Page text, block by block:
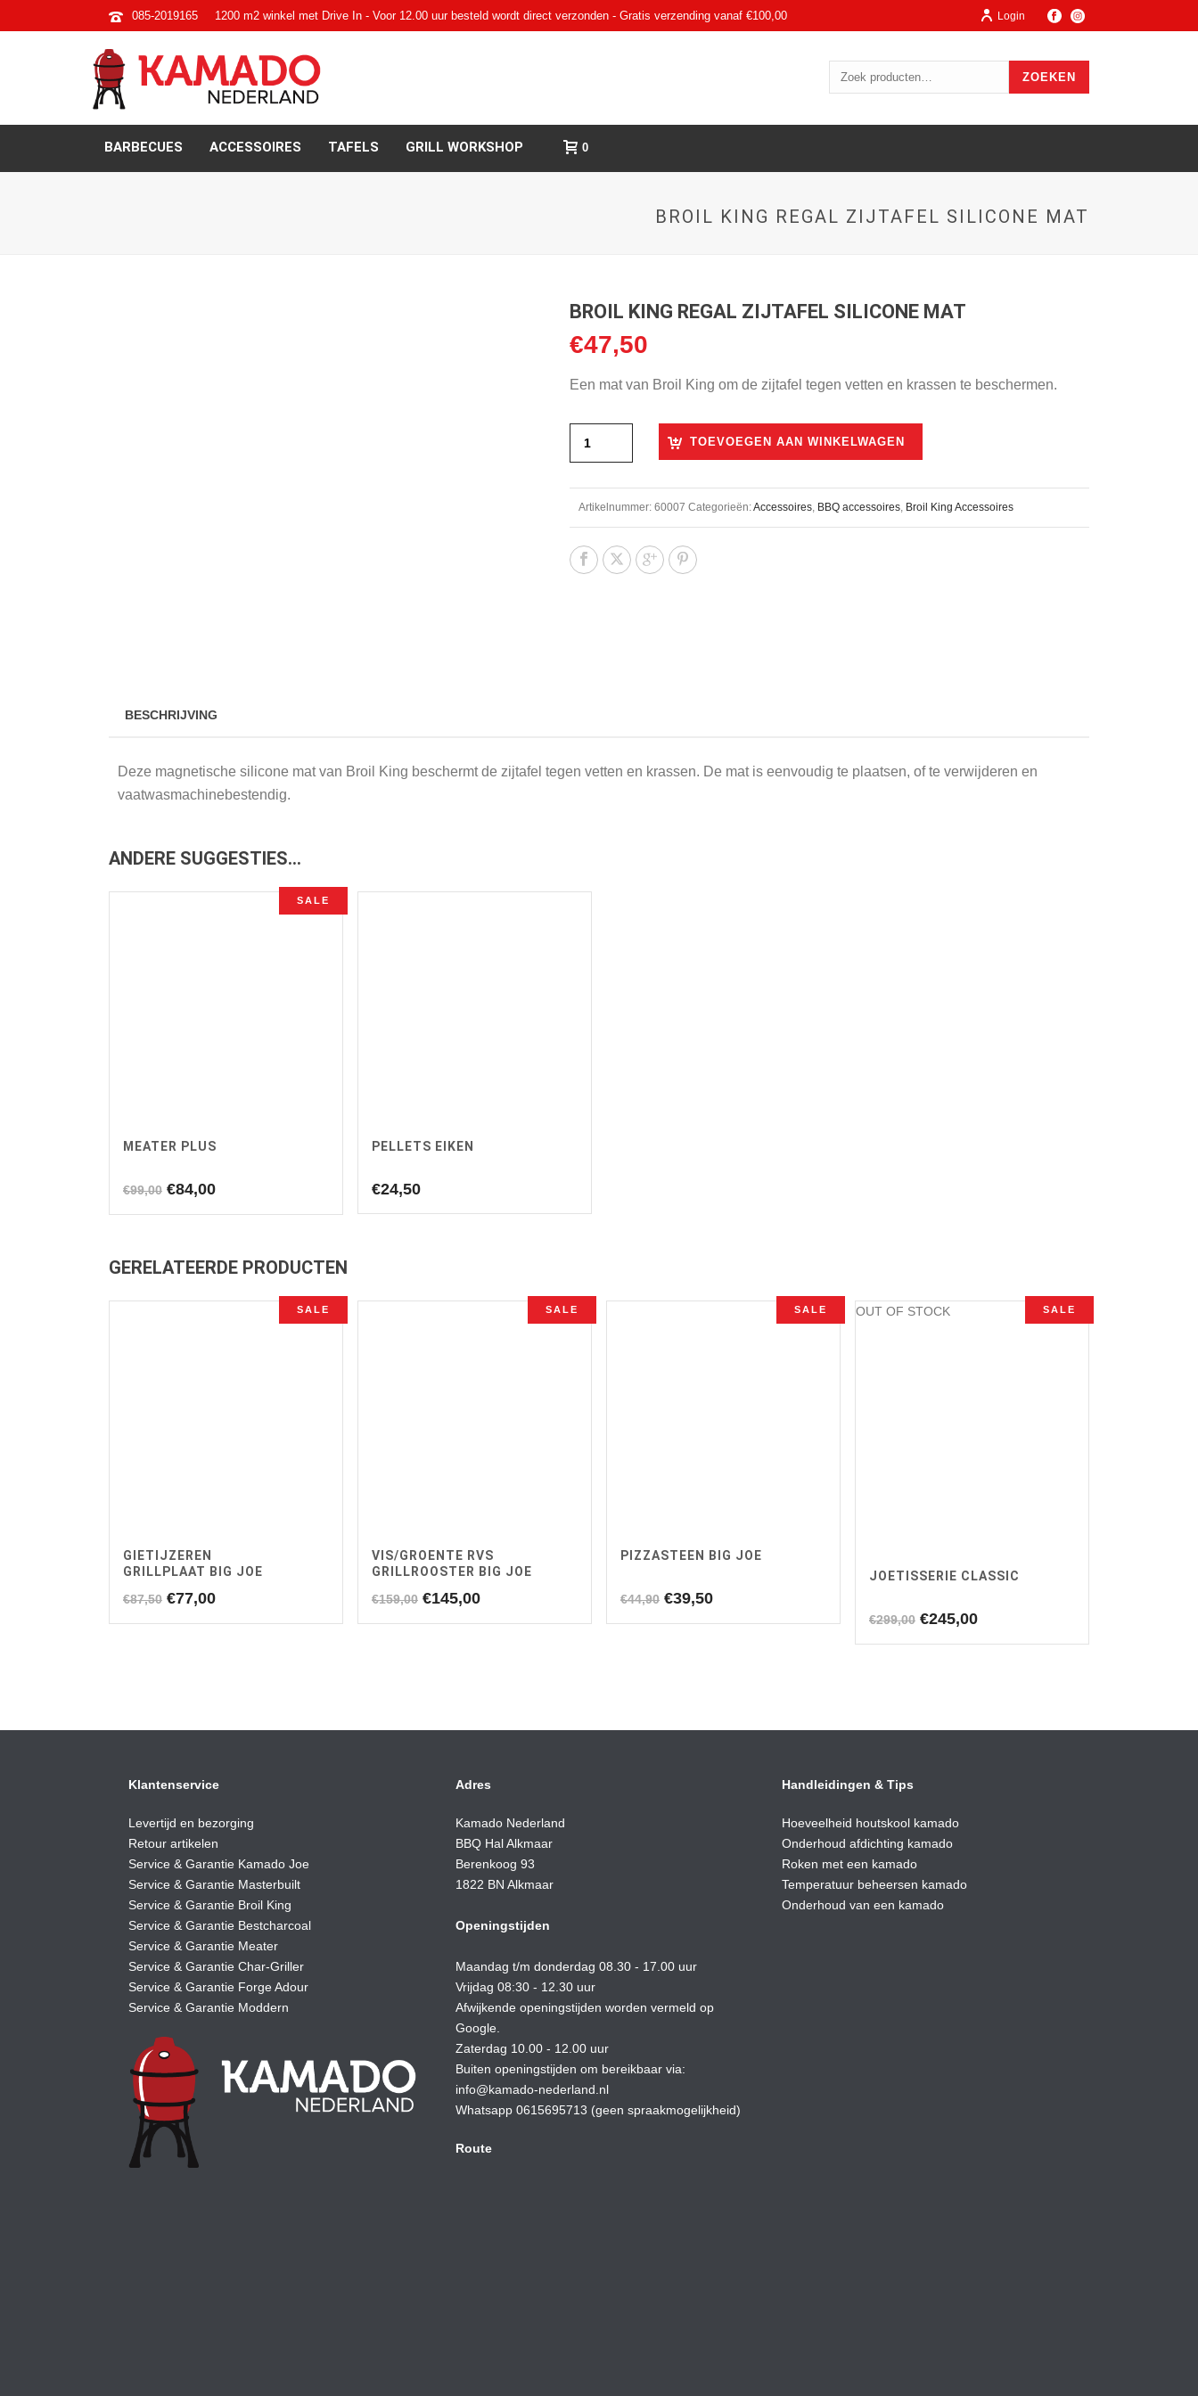
085-2019165 1200 m2 winkel met Drive In - Voor 12.00 uur besteld wordt direct verzonden - Gratis verzending vanaf €100,00 Login
ZOEKEN
BARBECUES ACCESSOIRES TAFELS GRILL WORKSHOP 0
BROIL KING REGAL ZIJTAFEL SILICONE MAT
BROIL KING REGAL ZIJTAFEL SILICONE MAT
€47,50
Een mat van Broil King om de zijtafel tegen vetten en krassen te beschermen.
TOEVOEGEN AAN WINKELWAGEN
Artikelnummer: 60007 Categorieën:Accessoires, BBQ accessoires, Broil King Accessoires
BESCHRIJVING
Deze magnetische silicone mat van Broil King beschermt de zijtafel tegen vetten en krassen. De mat is eenvoudig te plaatsen, of te verwijderen en
vaatwasmachinebestendig.
ANDERE SUGGESTIES…
SALE
MEATER PLUS
€99,00 Oorspronkelijke
€84,00Huidige
PELLETS EIKEN
€24,50
GERELATEERDE PRODUCTEN
SALE
GIETIJZEREN
GRILLPLAAT BIG JOE
€87,50 Oorspronkelijke
€77,00Huidige
SALE
VIS/GROENTE RVS
GRILLROOSTER BIG JOE
€159,00 Oorspronkelijke
€145,00Huidige
SALE
PIZZASTEEN BIG JOE
€44,90 Oorspronkelijke
€39,50Huidige
OUT OF STOCK SALE
JOETISSERIE CLASSIC
€299,00 Oorspronkelijke
€245,00Huidige
Klantenservice
Levertijd en bezorging
Retour artikelen
Service & Garantie Kamado Joe
Service & Garantie Masterbuilt
Service & Garantie Broil King
Service & Garantie Bestcharcoal
Service & Garantie Meater
Service & Garantie Char-Griller
Service & Garantie Forge Adour
Service & Garantie Moddern
Adres
Kamado Nederland
BBQ Hal Alkmaar
Berenkoog 93
1822 BN Alkmaar
Openingstijden
Maandag t/m donderdag 08.30 - 17.00 uur
Vrijdag 08:30 - 12.30 uur
Afwijkende openingstijden worden vermeld op
Google.
Zaterdag 10.00 - 12.00 uur
Buiten openingstijden om bereikbaar via:
info@kamado-nederland.nl
Whatsapp 0615695713 (geen spraakmogelijkheid)
Route
Handleidingen & Tips
Hoeveelheid houtskool kamado
Onderhoud afdichting kamado
Roken met een kamado
Temperatuur beheersen kamado
Onderhoud van een kamado